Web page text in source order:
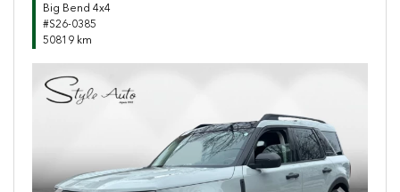
Big Bend 4x4
#S26-0385
50819 km